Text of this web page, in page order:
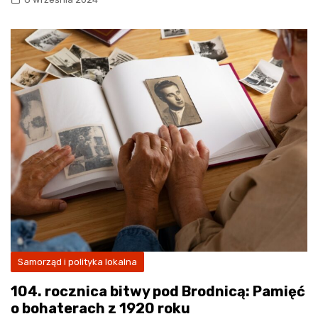
Samorząd i polityka lokalna
104. rocznica bitwy pod Brodnicą: Pamięć
o bohaterach z 1920 roku